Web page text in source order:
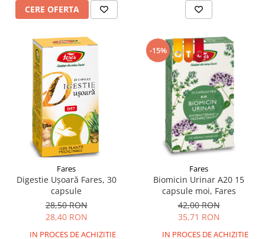
CERE OFERTA
Fares
Digestie Ușoară Fares, 30
capsule
28,50 RON
28,40 RON
IN PROCES DE ACHIZITIE
-15%
Fares
Biomicin Urinar A20 15
capsule moi, Fares
42,00 RON
35,71 RON
IN PROCES DE ACHIZITIE